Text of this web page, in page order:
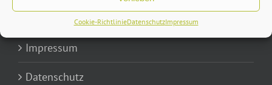
Cookie-RichtlinieDatenschutzImpressum
RECHTLICHS
Impressum
Datenschutz